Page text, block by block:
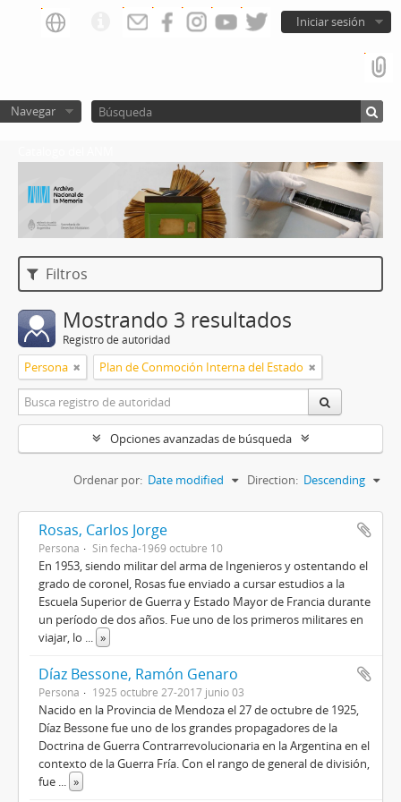
Iniciar sesión
Navegar
Filtros
Mostrando 3 resultados
Registro de autoridad
Persona Plan de Conmoción Interna del Estado
Opciones avanzadas de búsqueda
Ordenar por: Date modified Direction: Descending
Rosas, Carlos Jorge
Persona Sin fecha-1969 octubre 10
En 1953, siendo militar del arma de Ingenieros y ostentando el
grado de coronel, Rosas fue enviado a cursar estudios a la
Escuela Superior de Guerra y Estado Mayor de Francia durante
un período de dos años. Fue uno de los primeros militares en
viajar, lo ... »
Díaz Bessone, Ramón Genaro
Persona 1925 octubre 27-2017 junio 03
Nacido en la Provincia de Mendoza el 27 de octubre de 1925,
Díaz Bessone fue uno de los grandes propagadores de la
Doctrina de Guerra Contrarrevolucionaria en la Argentina en el
contexto de la Guerra Fría. Con el rango de general de división,
fue ... »